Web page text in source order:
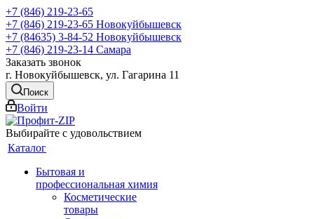
+7 (846) 219-23-65
+7 (846) 219-23-65 Новокуйбышевск
+7 (84635) 3-84-52 Новокуйбышевск
+7 (846) 219-23-14 Самара
Заказать звонок
г. Новокуйбышевск, ул. Гагарина 11
Поиск
Войти
Выбирайте с удовольствием
Каталог
Бытовая и
профессиональная химия
Косметические
товары